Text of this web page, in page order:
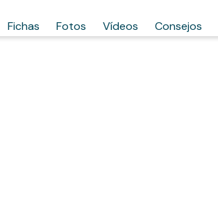
Fichas Fotos Vídeos Consejos